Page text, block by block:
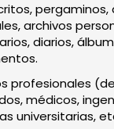
archivos
diarios,
profesionales
médicos,
universitarias,